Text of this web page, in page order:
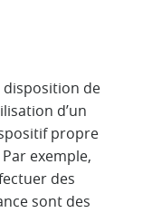
disposition de
d’un
propre
exemple,
des
sont des